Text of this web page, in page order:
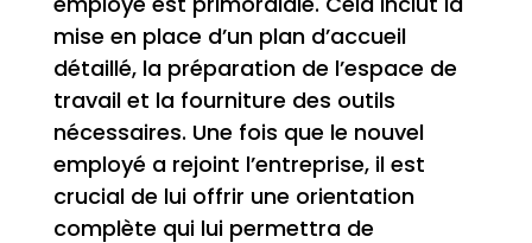
mise en place d’un plan d’accueil
détaillé, la préparation de l’espace de
travail et la fourniture des outils
nécessaires. Une fois que le nouvel
employé a rejoint l’entreprise, il est
crucial de lui offrir une orientation
complète qui lui permettra de